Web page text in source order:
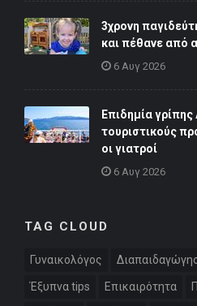
3χρονη
και πέθανε από
6 Αυγ 2026
Επιδημία γρίπης
τουριστικούς
οι γιατροί
6 Αυγ 2026
TAG CLOUD
Γυναικολόγος
Έξυπνα tips Επικαιρότητα